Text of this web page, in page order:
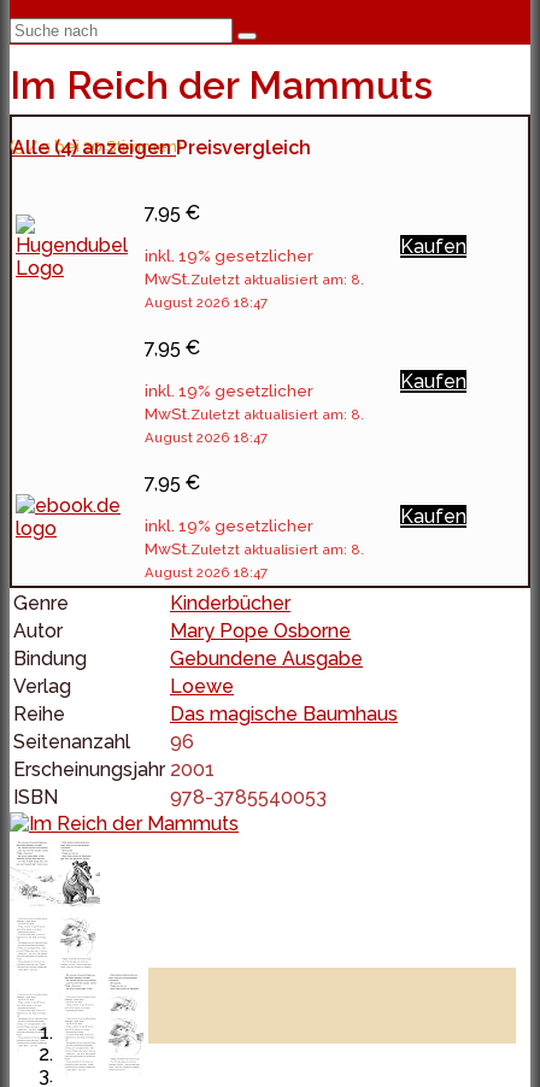
Im Reich der Mammuts
(5 / 5 bei 20 Stimmen)
Alle (4) anzeigenPreisvergleich
7,95 €
inkl. 19% gesetzlicher
MwSt. Zuletzt aktualisiert am: 8.
August 2026 18:47
Kaufen
7,95 €
inkl. 19% gesetzlicher
MwSt. Zuletzt aktualisiert am: 8.
August 2026 18:47
Kaufen
7,95 €
inkl. 19% gesetzlicher
MwSt. Zuletzt aktualisiert am: 8.
August 2026 18:47
Kaufen
Genre
Kinderbücher
Autor
Mary Pope Osborne
Bindung
Gebundene Ausgabe
Verlag
Loewe
Reihe
Das magische Baumhaus
Seitenanzahl
96
Erscheinungsjahr 2001
ISBN
978-3785540053